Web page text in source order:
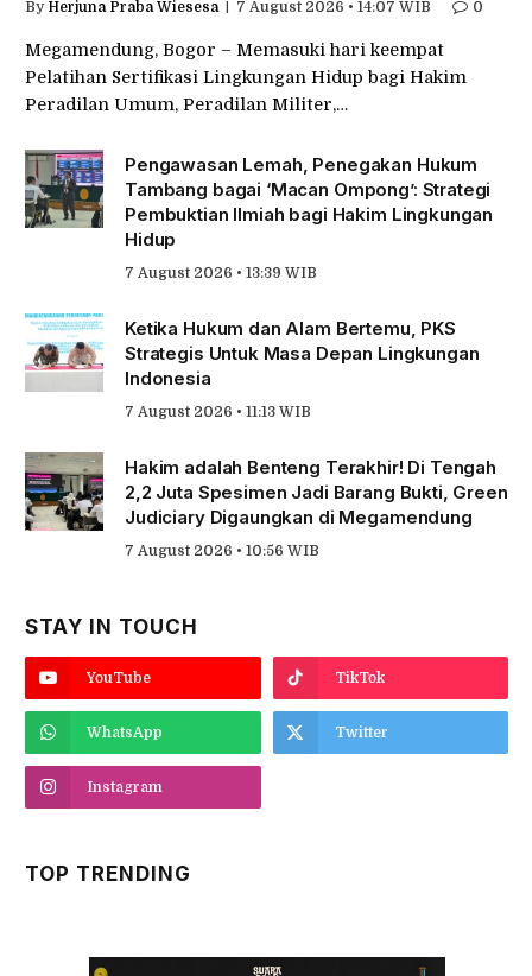
By Herjuna Praba Wiesesa 7 August 2026 • 14:07 WIB 0
Megamendung, Bogor – Memasuki hari keempat
Pelatihan Sertifikasi Lingkungan Hidup bagi Hakim
Peradilan Umum, Peradilan Militer,…
Pengawasan Lemah, Penegakan Hukum
Tambang bagai ‘Macan Ompong’: Strategi
Pembuktian Ilmiah bagi Hakim Lingkungan
Hidup
7 August 2026 • 13:39 WIB
Ketika Hukum dan Alam Bertemu, PKS
Strategis Untuk Masa Depan Lingkungan
Indonesia
7 August 2026 • 11:13 WIB
Hakim adalah Benteng Terakhir! Di Tengah
2,2 Juta Spesimen Jadi Barang Bukti, Green
Judiciary Digaungkan di Megamendung
7 August 2026 • 10:56 WIB
STAY IN TOUCH
YouTube TikTok
WhatsApp Twitter
Instagram
TOP TRENDING